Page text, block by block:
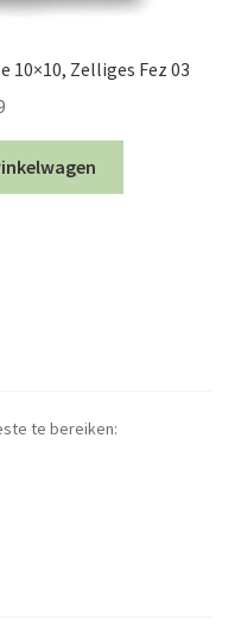
10×10, Zelliges Fez 03
te bereiken: